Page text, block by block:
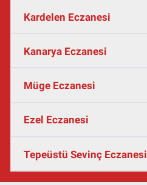
Kardelen Eczanesi
Kanarya Eczanesi
Müge Eczanesi
Ezel Eczanesi
Tepeüstü Sevinç Eczanesi